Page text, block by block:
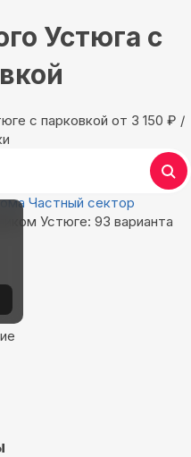
Устюга с
с парковкой oт 3 150 ₽ /
Частный сектор
Устюге: 93 варианта